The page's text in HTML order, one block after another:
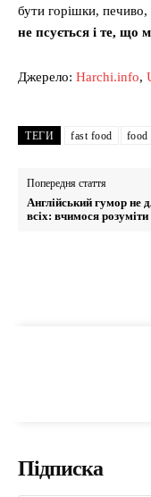
бути горішки,
не псується і те, що
Джерело: Harchi.info,
ТЕГИ fast food food
Попередня стаття
Англійський гумор не
всіх: вчимося розуміти
Підписка